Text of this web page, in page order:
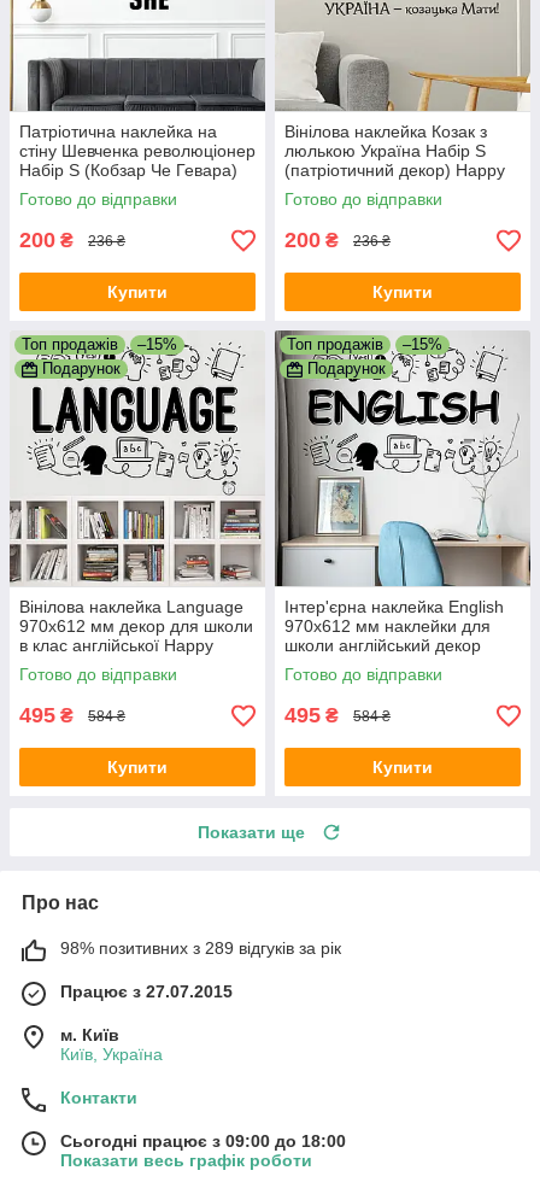
Патріотична наклейка на
стіну Шевченка революціонер
Набір S (Кобзар Че Гевара)
Happy Pocket Чорний
матовий
Готово до відправки
200 ₴ 236 ₴
Купити
Вінілова наклейка Козак з
люлькою Україна Набір S
(патріотичний декор) Happy
Pocket Чорний матовий
Готово до відправки
200 ₴ 236 ₴
Купити
Топ продажів
–15%
Подарунок
Вінілова наклейка Language
970х612 мм декор для школи
в клас англійської Happy
Pocket Чорний матовий
Готово до відправки
495 ₴ 584 ₴
Купити
Топ продажів
–15%
Подарунок
Інтер'єрна наклейка English
970х612 мм наклейки для
школи англійський декор
Happy Pocket Чорний
матовий
Готово до відправки
495 ₴ 584 ₴
Купити
Показати ще
Про нас
98% позитивних з 289 відгуків за рік
Працює з 27.07.2015
м. Київ
Київ, Україна
Контакти
Сьогодні працює з 09:00 до 18:00
Показати весь графік роботи